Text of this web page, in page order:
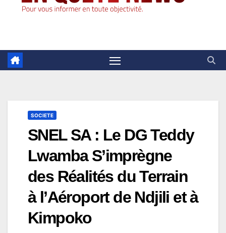
SOCIETE
SNEL SA : Le DG Teddy
Lwamba S’imprègne
des Réalités du Terrain
à l’Aéroport de Ndjili et à
Kimpoko